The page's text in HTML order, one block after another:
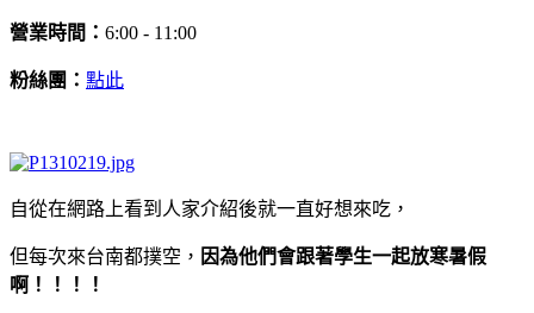
營業時間： 6:00 - 11:00
粉絲團： 點此
自從在網路上看到人家介紹後就一直好想來吃，
但每次來台南都撲空， 因為他們會跟著學生一起放寒暑假
啊！！！！